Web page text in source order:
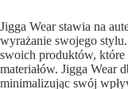
Jigga Wear stawia na
wyrażanie swojego
swoich produktów,
materiałów. Jigga Wear
minimalizując swój